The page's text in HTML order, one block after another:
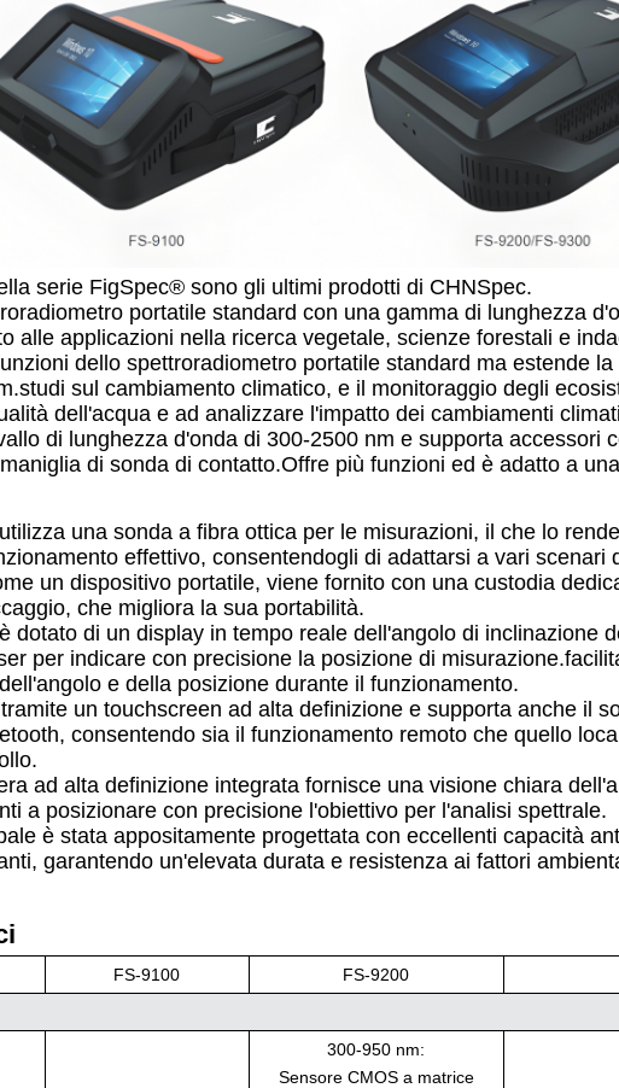
serie FigSpec® sono gli ultimi prodotti di CHNSpec.
portatile standard con una gamma di lunghezza
alle applicazioni nella ricerca vegetale, scienze forestali e
dello spettroradiometro portatile standard ma estende
sul cambiamento climatico, e il monitoraggio degli
dell'acqua e ad analizzare l'impatto dei cambiamenti
di lunghezza d'onda di 300-2500 nm e supporta accessori
di sonda di contatto.Offre più funzioni ed è adatto a
una sonda a fibra ottica per le misurazioni, il che lo
effettivo, consentendogli di adattarsi a vari scenari
un dispositivo portatile, viene fornito con una custodia
che migliora la sua portabilità.
dotato di un display in tempo reale dell'angolo di inclinazione
per indicare con precisione la posizione di
e della posizione durante il funzionamento.
un touchscreen ad alta definizione e supporta anche il
consentendo sia il funzionamento remoto che quello
ad alta definizione integrata fornisce una visione chiara
a posizionare con precisione l'obiettivo per l'analisi spettrale.
è stata appositamente progettata con eccellenti capacità
garantendo un'elevata durata e resistenza ai fattori
FS-9100 FS-9200
300-950 nm:
Sensore CMOS a matrice